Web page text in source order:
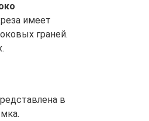
имеет
граней.
в